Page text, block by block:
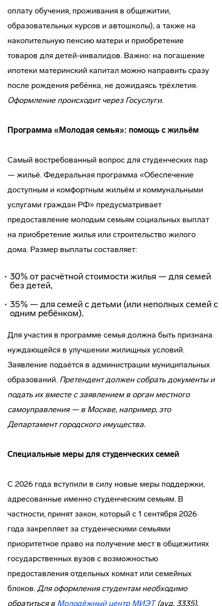
оплату обучения, проживания в общежитии,
образовательных курсов и автошколы), а также на
накопительную пенсию матери и приобретение
товаров для детей-инвалидов. Важно: на погашение
ипотеки материнский капитал можно направить сразу
после рождения ребёнка, не дожидаясь трёхлетия.
Оформление происходит через Госуслуги.
Программа «Молодая семья»: помощь с жильём
Самый востребованный вопрос для студенческих пар
— жильё. Федеральная программа «Обеспечение
доступным и комфортным жильём и коммунальными
услугами граждан РФ» предусматривает
предоставление молодым семьям социальных выплат
на приобретение жилья или строительство жилого
дома. Размер выплаты составляет:
30% от расчётной стоимости жилья — для семей
без детей,
35% — для семей с детьми (или неполных семей с
одним ребёнком).
Для участия в программе семья должна быть признана
нуждающейся в улучшении жилищных условий.
Заявление подаётся в администрации муниципальных
образований. Претендент должен собрать документы и
подать их вместе с заявлением в орган местного
самоуправления — в Москве, например, это
Департамент городского имущества.
Специальные меры для студенческих семей
С 2026 года вступили в силу новые меры поддержки,
адресованные именно студенческим семьям. В
частности, принят закон, который с 1 сентября 2026
года закрепляет за студенческими семьями
приоритетное право на получение мест в общежитиях
государственных вузов с возможностью
предоставления отдельных комнат или семейных
блоков. Для оформления студентам необходимо
обратиться в Молодёжный центр МИЭТ(ауд. 3335).